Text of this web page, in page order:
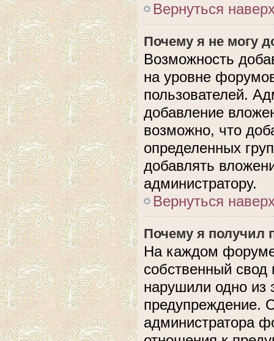
Вернуться
Почему я не могу
Возможность
на уровне
пользователей.
добавление
возможно, что
определенных
добавлять
администратору.
Вернуться
Почему я получил
На каждом
собственный
нарушили одно из
предупреждение.
администратора